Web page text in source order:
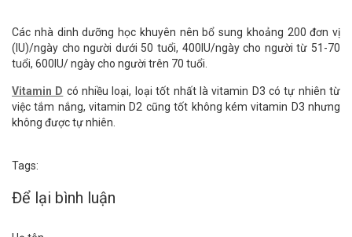
Các nhà dinh dưỡng học khuyên nên bổ sung khoảng 200 đơn vị
(IU)/ngày cho người dưới 50 tuổi, 400IU/ngày cho người từ 51-70
tuổi, 600IU/ ngày cho người trên 70 tuổi.
Vitamin D có nhiều loại, loại tốt nhất là vitamin D3 có tự nhiên từ
việc tắm nắng, vitamin D2 cũng tốt không kém vitamin D3 nhưng
không được tự nhiên.
Tags:
Để lại bình luận